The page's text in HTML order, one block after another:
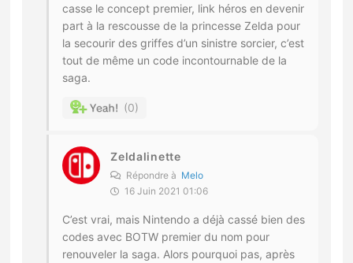
casse le concept premier, link héros en devenir
part à la rescousse de la princesse Zelda pour
la secourir des griffes d’un sinistre sorcier, c’est
tout de même un code incontournable de la
saga.
0
Zeldalinette
Répondre à Melo
16 Juin 2021 01:06
C’est vrai, mais Nintendo a déjà cassé bien des
codes avec BOTW premier du nom pour
renouveler la saga. Alors pourquoi pas, après